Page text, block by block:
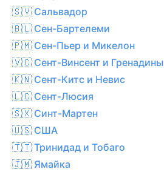
🇸🇻 Сальвадор
🇧🇱 Сен-Бартелеми
🇵🇲 Сен-Пьер и Микелон
🇻🇨 Сент-Винсент и Гренадины
🇰🇳 Сент-Китс и Невис
🇱🇨 Сент-Люсия
🇸🇽 Синт-Мартен
🇺🇸 США
🇹🇹 Тринидад и Тобаго
🇯🇲 Ямайка